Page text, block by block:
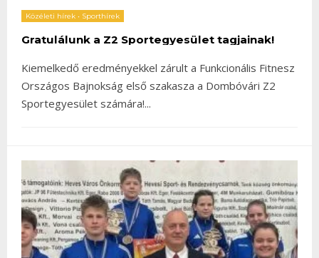
Közéleti hírek • Sporthírek
Gratulálunk a Z2 Sportegyesület tagjainak!
Kiemelkedő eredményekkel zárult a Funkcionális Fitnesz
Országos Bajnokság első szakasza a Dombóvári Z2
Sportegyesület számára!...